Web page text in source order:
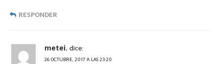
RESPONDER
metei.dice:
26 OCTUBRE, 2017 A LAS 23:20